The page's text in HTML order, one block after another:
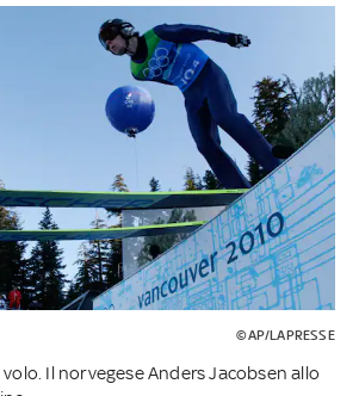
©AP/LAPRESSE
Il norvegese Anders Jacobsen allo